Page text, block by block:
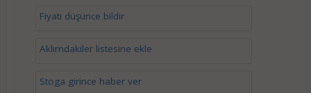
Fiyatı düşünce bildir
Aklımdakiler listesine ekle
Stoga girince haber ver